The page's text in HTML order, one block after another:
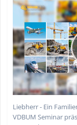
Liebherr - Ein
VDBUM Seminar